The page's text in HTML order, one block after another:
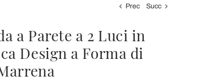
Prec Succ
a Parete a 2 Luci in
Design a Forma di